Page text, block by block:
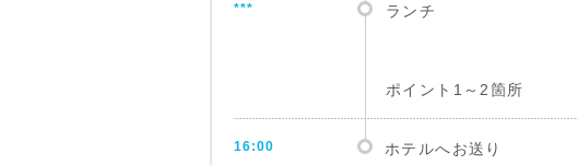
*** ランチ
ポイント1～2箇所
16:00 ホテルへお送り